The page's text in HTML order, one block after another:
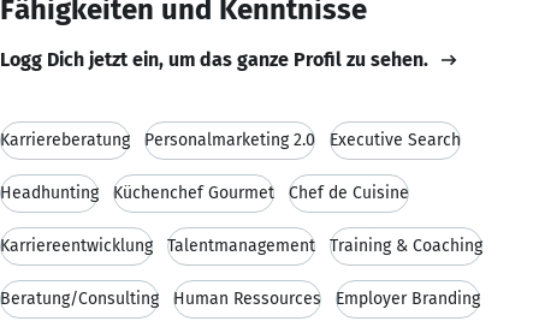
Fähigkeiten und Kenntnisse
Logg Dich jetzt ein, um das ganze Profil zu sehen.
Karriereberatung Personalmarketing 2.0 Executive Search
Headhunting Küchenchef Gourmet Chef de Cuisine
Karriereentwicklung Talentmanagement Training & Coaching
Beratung/Consulting Human Ressources Employer Branding